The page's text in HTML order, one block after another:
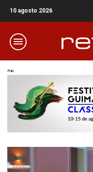
10 agosto 2026
Pub